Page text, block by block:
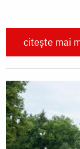
citește mai